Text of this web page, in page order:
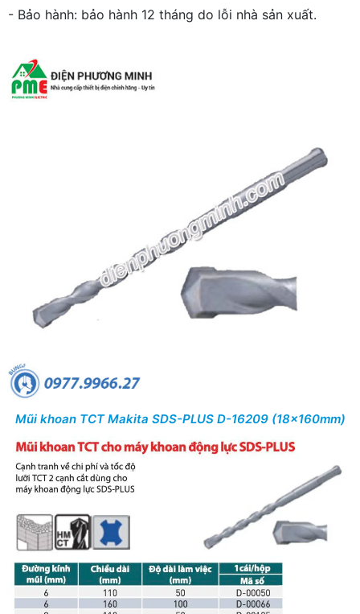
- Bảo hành: bảo hành 12 tháng do lỗi nhà sản xuất.
Mũi khoan TCT Makita SDS-PLUS D-16209 (18x160mm)